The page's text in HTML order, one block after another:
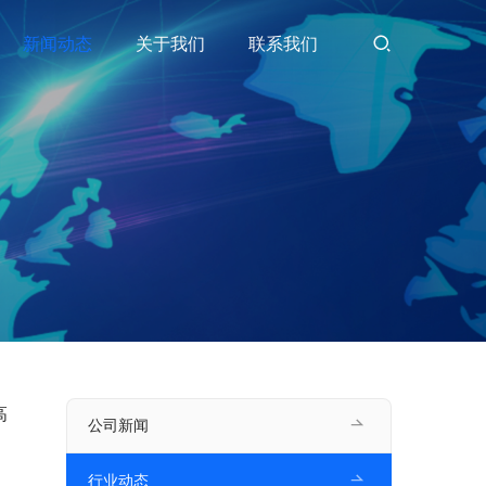
新闻动态 关于我们 联系我们
公司新闻
行业动态